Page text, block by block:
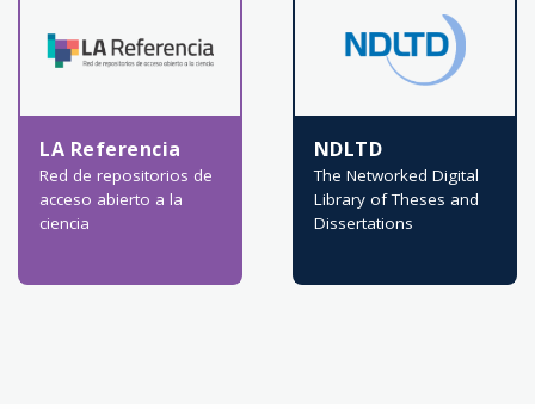
LA Referencia
Red de repositorios de
acceso abierto a la
ciencia
NDLTD
The Networked Digital
Library of Theses and
Dissertations